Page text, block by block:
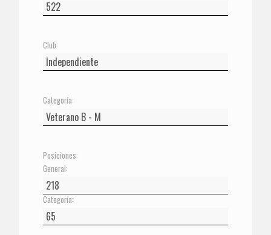
Club:
Categoría:
Posiciones:
General:
Categoría: